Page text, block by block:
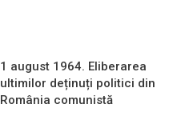
1 august 1964. Eliberarea
ultimilor deținuți politici din
România comunistă